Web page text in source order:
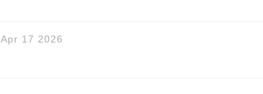
Apr 17 2026